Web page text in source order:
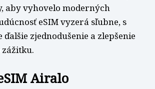
aby vyhovelo moderných
eSIM vyzerá sľubne, s
zjednodušenie a zlepšenie
zážitku.
Airalo